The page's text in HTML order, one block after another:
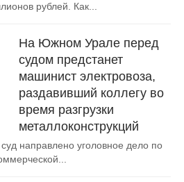
рублей. Как...
На Южном Урале перед
судом предстанет
машинист электровоза,
раздавивший коллегу во
время разгрузки
металлоконструкций
направлено уголовное дело по